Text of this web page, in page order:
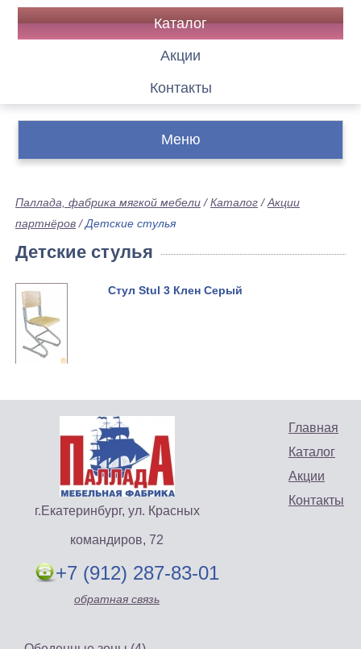
Каталог
Акции
Контакты
Меню
Паллада, фабрика мягкой мебели /Каталог /Акции
партнёров /Детские стулья
Детские стулья
Стул Stul 3 Клен Серый
Главная
Каталог
Акции
Контакты
г.Екатеринбург, ул. Красных
командиров, 72
+7 (912) 287-83-01
обратная связь